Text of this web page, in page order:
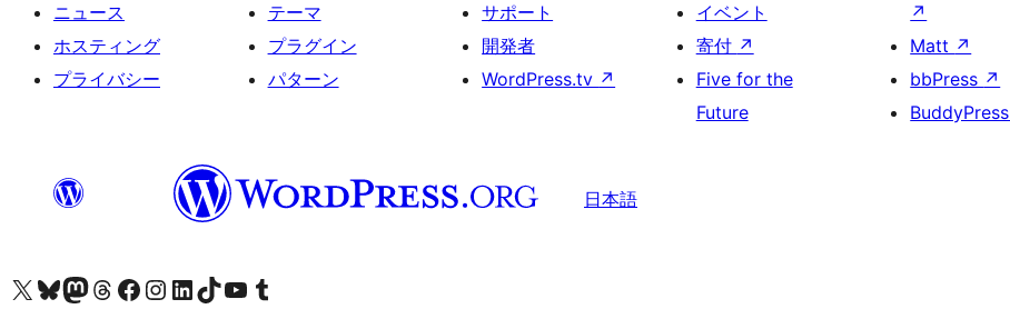
ニュース
ホスティング
プライバシー
テーマ
プラグイン
パターン
サポート
開発者
WordPress.tv ↗
イベント
寄付 ↗
Five for the
Future
↗
Matt ↗
bbPress ↗
BuddyPress
日本語
X (旧 Twitter) アカウントへBluesky アカウントへMastodon アカウントへThreads アカウントへ Facebook ページへInstagram アカウントへ LinkedIn アカウントへTikTok アカウントへYouTube チャンネルへ Tumblr アカウントへ